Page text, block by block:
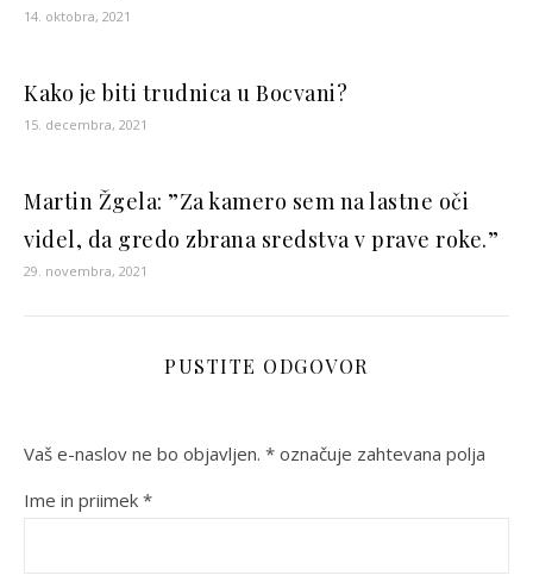
14. oktobra, 2021
Kako je biti trudnica u Bocvani?
15. decembra, 2021
Martin Žgela: ”Za kamero sem na lastne oči
videl, da gredo zbrana sredstva v prave roke.”
29. novembra, 2021
PUSTITE ODGOVOR
Vaš e-naslov ne bo objavljen. * označuje zahtevana polja
Ime in priimek *